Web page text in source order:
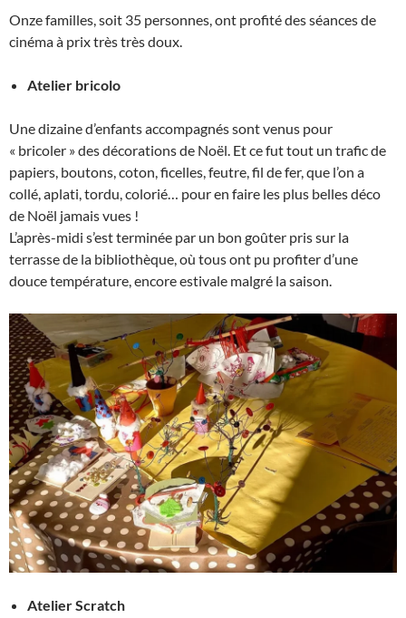
Onze familles, soit 35 personnes, ont profité des séances de
cinéma à prix très très doux.
Atelier bricolo
Une dizaine d’enfants accompagnés sont venus pour
« bricoler » des décorations de Noël. Et ce fut tout un trafic de
papiers, boutons, coton, ficelles, feutre, fil de fer, que l’on a
collé, aplati, tordu, colorié… pour en faire les plus belles déco
de Noël jamais vues !
L’après-midi s’est terminée par un bon goûter pris sur la
terrasse de la bibliothèque, où tous ont pu profiter d’une
douce température, encore estivale malgré la saison.
Atelier Scratch